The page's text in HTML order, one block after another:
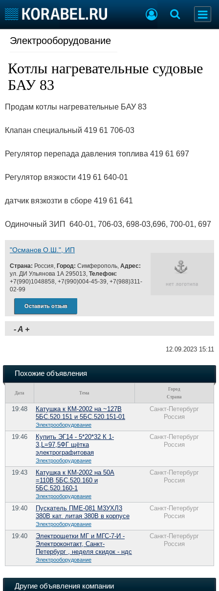
Судостроение
Новости
Компании
Репутация
Работа
Журнал
Торговая площадка
Продажа флота
Материалы
Выставки и семинары
Словарь
Галерея флота
Отзывы
Электрооборудование
Котлы нагревательные судовые
БАУ 83
Продам котлы нагревательные БАУ 83
Клапан специальный 419 61 706-03
Регулятор перепада давления топлива 419 61 697
Регулятор вязкости 419 61 640-01
датчик вязкозти в сборе 419 61 641
Одиночный ЗИП 640-01, 706-03, 698-03,696, 700-01, 697
"Османов О.Ш.", ИП
Страна: Россия, Город: Симферополь, Адрес:
ул. ДИ Ульянова 1А 295013, Телефон:
+7(990)1048858, +7(990)004-45-39, +7(988)311-
02-99
Оставить отзыв
-A +
12.09.2023 15:11
Похожие объявления
Дата Тема
Город
Страна
19:48
Катушка к КМ-2002 на ~127В
5БС.520.151 и 5БС.520.151-01
Электрооборудование
Санкт-Петербург
Россия
19:46
Купить ЭГ14 - 5*20*32 К 1-
3,L=97,5ФГ щётка
электрографитовая
Электрооборудование
Санкт-Петербург
Россия
19:43
Катушка к КМ-2002 на 50А
=110В 5БС.520.160 и
5БС.520.160-1
Электрооборудование
Санкт-Петербург
Россия
19:40
Пускатель ПМЕ-081 М3УХЛ3
380В кат. литая 380В в корпусе
Электрооборудование
Санкт-Петербург
Россия
19:40
Электрощетки МГ и МГС-7-И -
Электроконтакт, Санкт-
Петербург , неделя скидок - ндс
Электрооборудование
Санкт-Петербург
Россия
Другие объявления компании